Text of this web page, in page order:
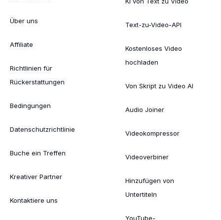
Über uns
Affiliate
Richtlinien für
Rückerstattungen
Bedingungen
Datenschutzrichtlinie
Buche ein Treffen
Kreativer Partner
Kontaktiere uns
Text-zu-Video-API
Kostenloses Video
hochladen
Von Skript zu Video AI
Audio Joiner
Videokompressor
Videoverbiner
Hinzufügen von
Untertiteln
YouTube-